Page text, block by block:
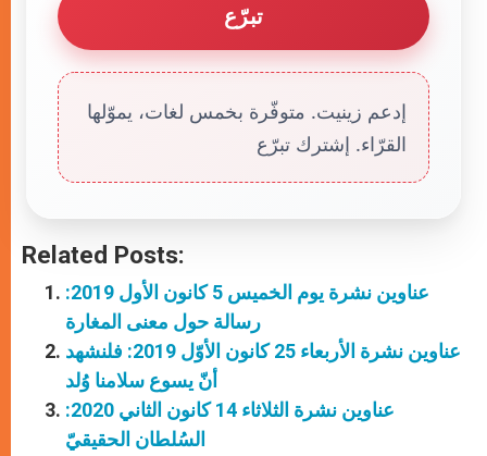
تبرّع
إدعم زينيت. متوفّرة بخمس لغات، يموّلها
القرّاء. إشترك تبرّع
Related Posts:
عناوين نشرة يوم الخميس 5 كانون الأول 2019:
رسالة حول معنى المغارة
عناوين نشرة الأربعاء 25 كانون الأوّل 2019: فلنشهد
أنّ يسوع سلامنا وُلد
عناوين نشرة الثلاثاء 14 كانون الثاني 2020:
السُلطان الحقيقيّ